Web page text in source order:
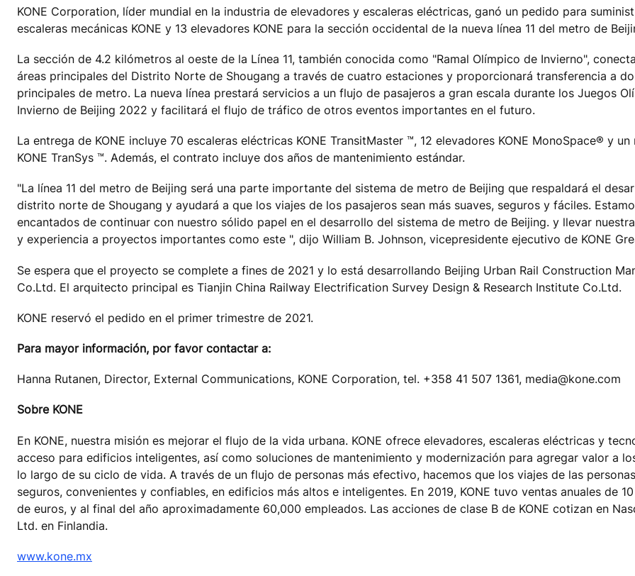
KONE Corporation, líder mundial en la industria de elevadores y escaleras eléctricas, ganó un pedido para
escaleras mecánicas KONE y 13 elevadores KONE para la sección occidental de la nueva línea 11 del metro de
La sección de 4.2 kilómetros al oeste de la Línea 11, también conocida como "Ramal Olímpico de Invierno",
áreas principales del Distrito Norte de Shougang a través de cuatro estaciones y proporcionará transferencia a
principales de metro. La nueva línea prestará servicios a un flujo de pasajeros a gran escala durante los Juegos
Invierno de Beijing 2022 y facilitará el flujo de tráfico de otros eventos importantes en el futuro.
La entrega de KONE incluye 70 escaleras eléctricas KONE TransitMaster ™, 12 elevadores KONE MonoSpace® y
KONE TranSys ™. Además, el contrato incluye dos años de mantenimiento estándar.
"La línea 11 del metro de Beijing será una parte importante del sistema de metro de Beijing que respaldará el
distrito norte de Shougang y ayudará a que los viajes de los pasajeros sean más suaves, seguros y fáciles.
encantados de continuar con nuestro sólido papel en el desarrollo del sistema de metro de Beijing. y llevar
y experiencia a proyectos importantes como este ", dijo William B. Johnson, vicepresidente ejecutivo de KONE
Se espera que el proyecto se complete a fines de 2021 y lo está desarrollando Beijing Urban Rail Construction
Co.Ltd. El arquitecto principal es Tianjin China Railway Electrification Survey Design & Research Institute Co.Ltd.
KONE reservó el pedido en el primer trimestre de 2021.
Para mayor información, por favor contactar a:
Hanna Rutanen, Director, External Communications, KONE Corporation, tel. +358 41 507 1361, media@kone.com
Sobre KONE
En KONE, nuestra misión es mejorar el flujo de la vida urbana. KONE ofrece elevadores, escaleras eléctricas y
acceso para edificios inteligentes, así como soluciones de mantenimiento y modernización para agregar valor a
lo largo de su ciclo de vida. A través de un flujo de personas más efectivo, hacemos que los viajes de las
seguros, convenientes y confiables, en edificios más altos e inteligentes. En 2019, KONE tuvo ventas anuales de
de euros, y al final del año aproximadamente 60,000 empleados. Las acciones de clase B de KONE cotizan en
Ltd. en Finlandia.
www.kone.mx